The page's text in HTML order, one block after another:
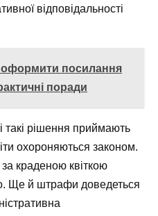
відповідальності
посилання
поради
такі рішення приймають
охороняються законом.
за краденою квіткою
Ще й штрафи доведеться